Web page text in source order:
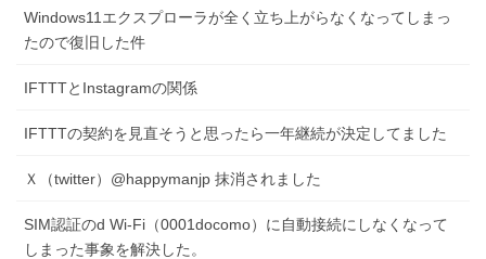
Windows11エクスプローラが全く立ち上がらなくなってしまっ
たので復旧した件
IFTTTとInstagramの関係
IFTTTの契約を見直そうと思ったら一年継続が決定してました
Ｘ（twitter）@happymanjp 抹消されました
SIM認証のd Wi-Fi（0001docomo）に自動接続にしなくなって
しまった事象を解決した。